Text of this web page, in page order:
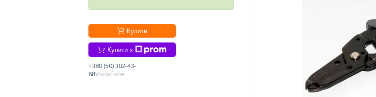
Купити
Купити з
+380 (50) 302-43-
68Vodafone